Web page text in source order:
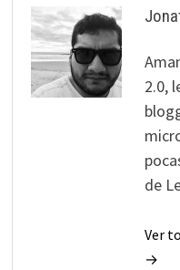
2.0,
de
Ver
→